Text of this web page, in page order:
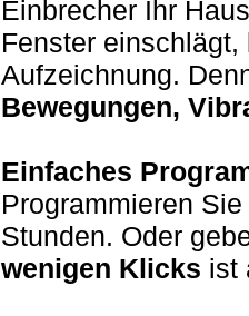
Einbrecher Ihr
Fenster
Aufzeichnung.
Bewegungen,
Einfaches
Programmieren
Stunden. Oder
wenigen Klicks ist